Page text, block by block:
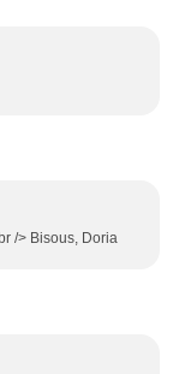
/> Bisous, Doria